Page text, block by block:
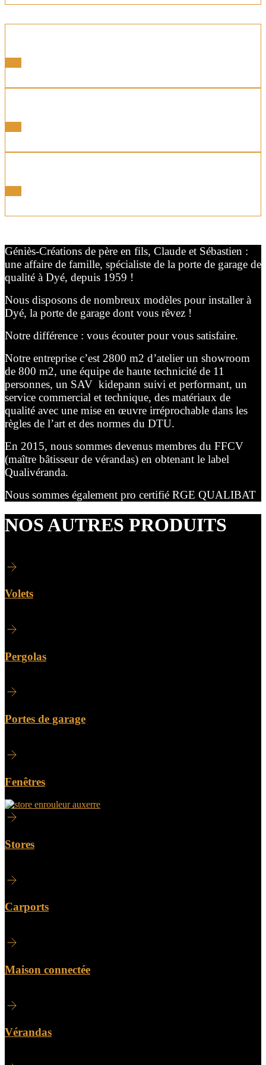
Géniès-Créations de père en fils, Claude et Sébastien :
une affaire de famille, spécialiste de la porte de garage de
qualité à Dyé, depuis 1959 !
Nous disposons de nombreux modèles pour installer à
Dyé, la porte de garage dont vous rêvez !
Notre différence : vous écouter pour vous satisfaire.
Notre entreprise c’est 2800 m2 d’atelier un showroom
de 800 m2, une équipe de haute technicité de 11
personnes, un SAV kidepann suivi et performant, un
service commercial et technique, des matériaux de
qualité avec une mise en œuvre irréprochable dans les
règles de l’art et des normes du DTU.
En 2015, nous sommes devenus membres du FFCV
(maître bâtisseur de vérandas) en obtenant le label
Qualivéranda.
Nous sommes également pro certifié RGE QUALIBAT
NOS AUTRES PRODUITS
Volets
Pergolas
Portes de garage
Fenêtres
Stores
Carports
Maison connectée
Vérandas